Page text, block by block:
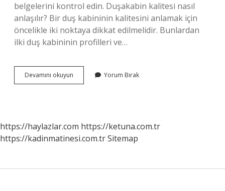
belgelerini kontrol edin. Duşakabin kalitesi nasıl
anlaşılır? Bir duş kabininin kalitesini anlamak için
öncelikle iki noktaya dikkat edilmelidir. Bunlardan
ilki duş kabininin profilleri ve…
Devamını okuyun
Iyi
Yorum Bırak
https://haylazlar.com https://ketuna.com.tr
https://kadinmatinesi.com.trSitemap